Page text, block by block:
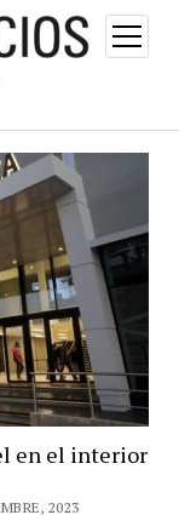
abrir
menú
en el interior
2023